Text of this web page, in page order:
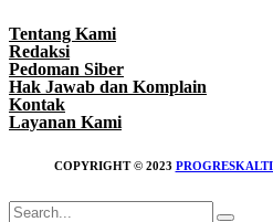
Tentang Kami
Redaksi
Pedoman Siber
Hak Jawab dan Komplain
Kontak
Layanan Kami
COPYRIGHT © 2023